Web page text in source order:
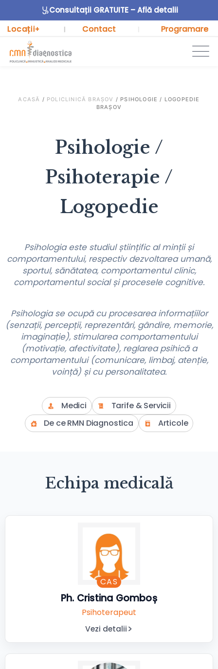
Consultații GRATUITE – Află detalii
Locații+ | Contact Programare
ACASĂ / POLICLINICĂ BRAȘOV / PSIHOLOGIE / LOGOPEDIE
BRAȘOV
Psihologie /
Psihoterapie /
Logopedie
Psihologia este studiul științific al minții și
comportamentului, respectiv dezvoltarea umană,
sportul, sănătatea, comportamentul clinic,
comportamentul social și procesele cognitive.
Psihologia se ocupă cu procesarea informațiilor
(senzații, percepții, reprezentări, gândire, memorie,
imaginație), stimularea comportamentului
(motivație, afectivitate), reglarea psihică a
comportamentului (comunicare, limbaj, atenție,
voință) și cu personalitatea.
Medici
Tarife & Servicii
De ce RMN Diagnostica
Articole
Echipa medicală
CAS
Ph. Cristina Gomboș
Psihoterapeut
Vezi detalii